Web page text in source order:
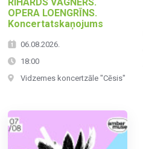
RIHARDS VĀGNERS.
OPERA LOENGRĪNS.
Koncertatskaņojums
06.08.2026.
18:00
Vidzemes koncertzāle "Cēsis"